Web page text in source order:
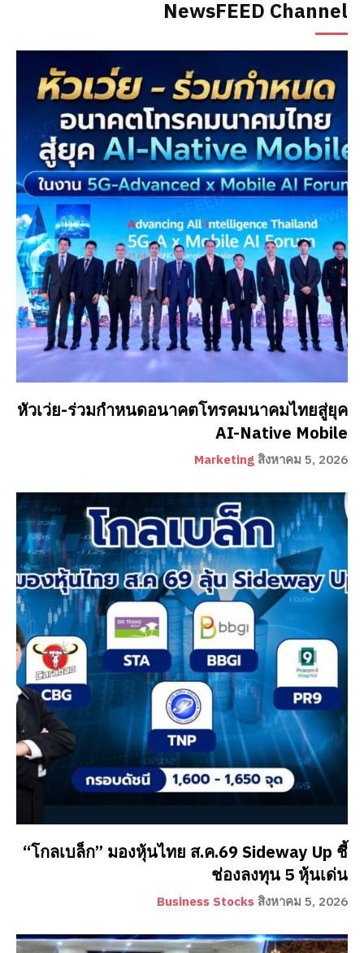
NewsFEED Channel
หัวเว่ย-ร่วมกำหนดอนาคตโทรคมนาคมไทยสู่ยุค
AI-Native Mobile
Marketing สิงหาคม 5, 2026
“โกลเบล็ก” มองหุ้นไทย ส.ค.69 Sideway Up ชี้
ช่องลงทุน 5 หุ้นเด่น
Business Stocks สิงหาคม 5, 2026